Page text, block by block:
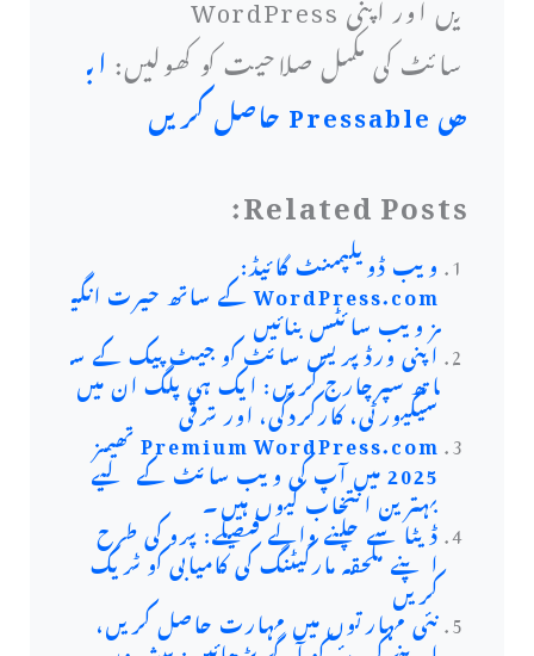
سائٹ کی مکمل صلاحیت کو کھولیں:اب
ھی Pressable حاصل کریں
Related Posts:
ویب ڈویلپمنٹ گائیڈ:
WordPress.com کے ساتھ حیرت انگی
ز ویب سائٹس بنائیں
اپنی ورڈپریس سائٹ کو جیٹ پیک کے س
اتھ سپرچارج کریں: ایک ہی پلگ ان میں
سیکیورٹی، کارکردگی، اور ترقی
Premium WordPress.com تھیمز
2025 میں آپ کی ویب سائٹ کے لیے
بہترین انتخاب کیوں ہیں۔
ڈیٹا سے چلنے والے فیصلے: پرو کی طرح
اپنے ملحقہ مارکیٹنگ کی کامیابی کو ٹریک
کریں
نئی مہارتوں میں مہارت حاصل کریں،